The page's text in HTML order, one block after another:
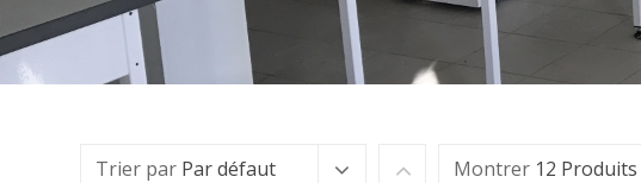
Trier par Par défaut Montrer 12 Produits